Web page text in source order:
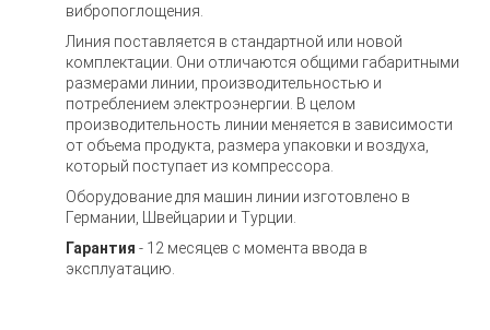
вибропоглощения.
Линия поставляется в стандартной или новой
комплектации. Они отличаются общими габаритными
размерами линии, производительностью и
потреблением электроэнергии. В целом
производительность линии меняется в зависимости
от объема продукта, размера упаковки и воздуха,
который поступает из компрессора.
Оборудование для машин линии изготовлено в
Германии, Швейцарии и Турции.
Гарантия - 12 месяцев с момента ввода в
эксплуатацию.